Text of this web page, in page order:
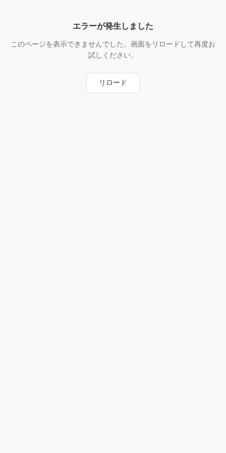
エラーが発生しました
このページを表示できませんでした。画面をリロードして再度お
試しください。
リロード